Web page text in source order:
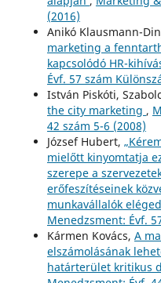
(2016)
Anikó Klausmann-
marketing a
kapcsolódó HR-
Évf. 57 szám
István Piskóti,
the city marketing ,
42 szám 5-6 (2008)
József Hubert,
mielőtt kinyomtatja
szerepe a
erőfeszítéseinek
munkavállalók
Menedzsment: Évf.
Kármen Kovács, A
elszámolásának
határterület kritikus